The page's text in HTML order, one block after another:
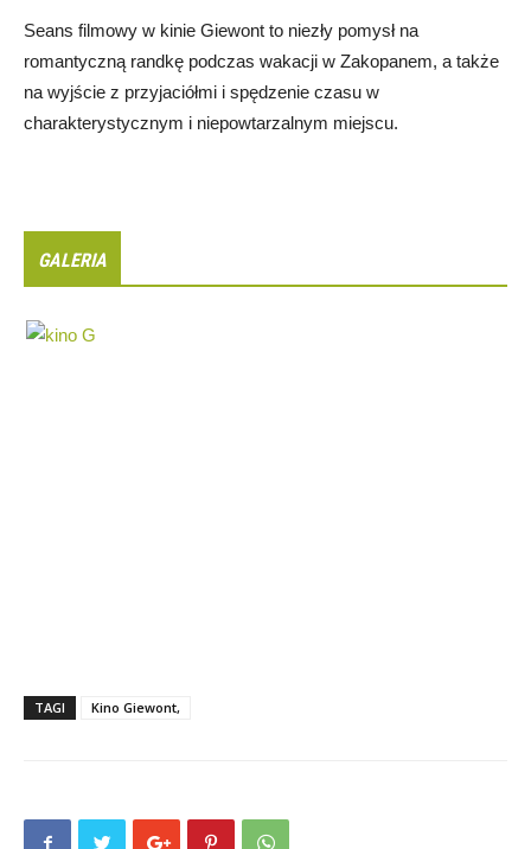
Seans filmowy w kinie Giewont to niezły pomysł na
romantyczną randkę podczas wakacji w Zakopanem, a także
na wyjście z przyjaciółmi i spędzenie czasu w
charakterystycznym i niepowtarzalnym miejscu.
GALERIA
TAGI Kino Giewont,